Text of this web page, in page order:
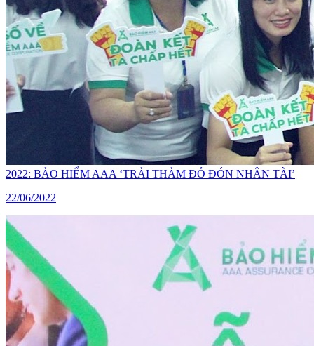
2022: BẢO HIỂM AAA ‘TRẢI THẢM ĐỎ ĐÓN NHÂN TÀI’
22/06/2022